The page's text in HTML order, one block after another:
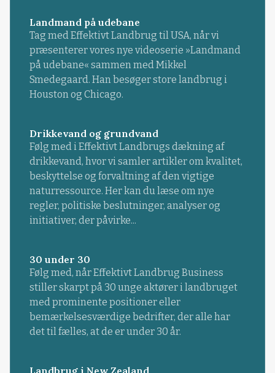
Landmand på udebane
Tag med Effektivt Landbrug til USA, når vi
præsenterer vores nye videoserie »Landmand
på udebane« sammen med Mikkel
Smedegaard. Han besøger store landbrug i
Houston og Chicago.
Drikkevand og grundvand
Følg med i Effektivt Landbrugs dækning af
drikkevand, hvor vi samler artikler om kvalitet,
beskyttelse og forvaltning af den vigtige
naturressource. Her kan du læse om nye
regler, politiske beslutninger, analyser og
initiativer, der påvirke...
30 under 30
Følg med, når Effektivt Landbrug Business
stiller skarpt på 30 unge aktører i landbruget
med prominente positioner eller
bemærkelsesværdige bedrifter, der alle har
det til fælles, at de er under 30 år.